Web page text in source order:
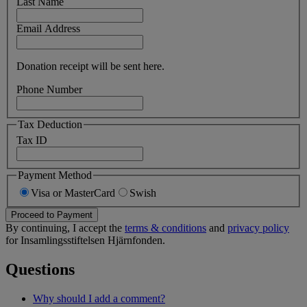
Email Address
Donation receipt will be sent here.
Phone Number
Tax Deduction
Tax ID
Payment Method
Visa or MasterCard
Swish
Proceed to Payment
By continuing, I accept the terms & conditions and privacy policy
for Insamlingsstiftelsen Hjärnfonden.
Questions
Why should I add a comment?